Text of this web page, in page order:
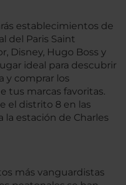
establecimientos de
del Paris Saint
Disney, Hugo Boss y
ideal para descubrir
y comprar los
tus marcas favoritas.
el distrito 8 en las
la estación de Charles
más vanguardistas